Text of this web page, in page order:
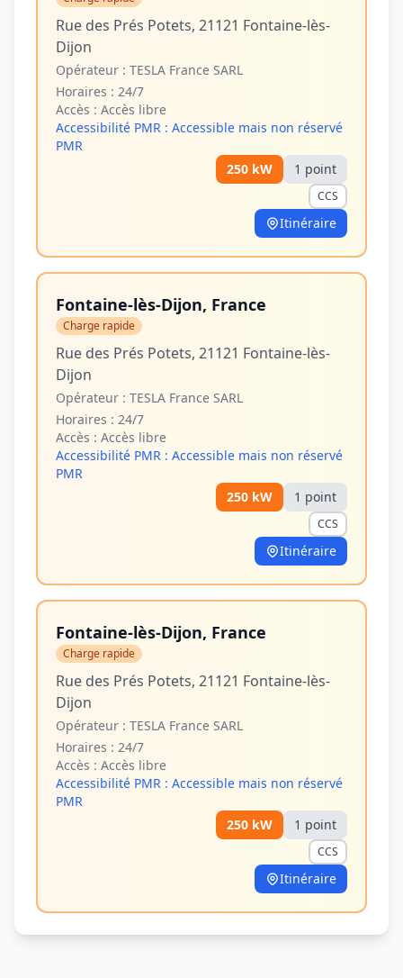
Rue des Prés Potets, 21121 Fontaine-lès-
Dijon
Opérateur : TESLA France SARL
Horaires : 24/7
Accès : Accès libre
Accessibilité PMR : Accessible mais non réservé
PMR
250 kW 1 point
CCS
Itinéraire
Fontaine-lès-Dijon, France
Charge rapide
Rue des Prés Potets, 21121 Fontaine-lès-
Dijon
Opérateur : TESLA France SARL
Horaires : 24/7
Accès : Accès libre
Accessibilité PMR : Accessible mais non réservé
PMR
250 kW 1 point
CCS
Itinéraire
Fontaine-lès-Dijon, France
Charge rapide
Rue des Prés Potets, 21121 Fontaine-lès-
Dijon
Opérateur : TESLA France SARL
Horaires : 24/7
Accès : Accès libre
Accessibilité PMR : Accessible mais non réservé
PMR
250 kW 1 point
CCS
Itinéraire